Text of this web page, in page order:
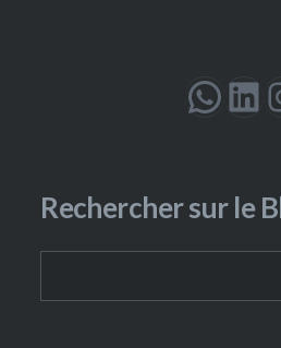
Rechercher sur le